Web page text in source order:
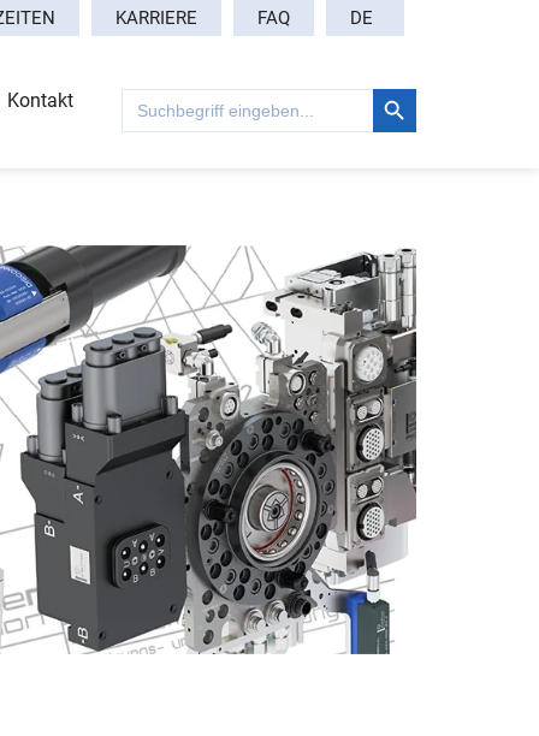
KARRIERE FAQ DE
Kontakt
Search
for:
Search Button